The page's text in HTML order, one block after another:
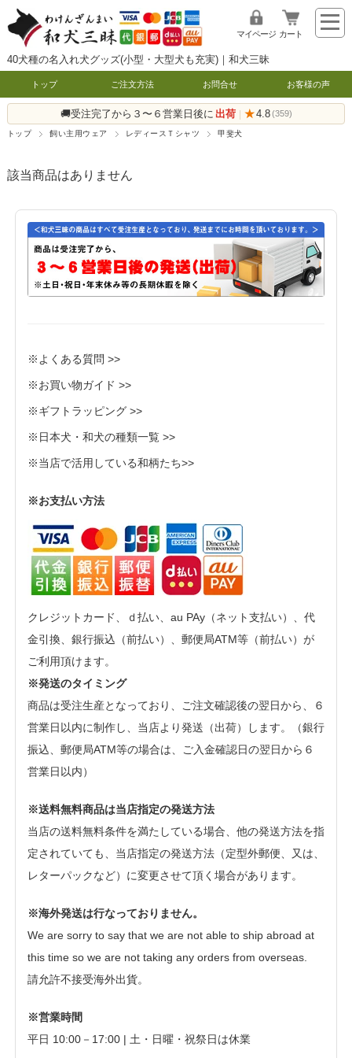
40犬種の名入れ犬グッズ(小型・大型犬も充実)｜和犬三昧
マイページ カート
トップ ご注文方法 お問合せ お客様の声
🚚受注完了から３〜６営業日後に 出荷 | ★4.8 (359)
トップ 飼い主用ウェア レディースＴシャツ 甲斐犬
該当商品はありません
※よくある質問 >>
※お買い物ガイド >>
※ギフトラッピング >>
※日本犬・和犬の種類一覧 >>
※当店で活用している和柄たち>>
※お支払い方法
クレジットカード、ｄ払い、au PAy（ネット支払い）、代
金引換、銀行振込（前払い）、郵便局ATM等（前払い）が
ご利用頂けます。
※発送のタイミング
商品は受注生産となっており、ご注文確認後の翌日から、６
営業日以内に制作し、当店より発送（出荷）します。（銀行
振込、郵便局ATM等の場合は、ご入金確認日の翌日から６
営業日以内）
※送料無料商品は当店指定の発送方法
当店の送料無料条件を満たしている場合、他の発送方法を指
定されていても、当店指定の発送方法（定型外郵便、又は、
レターパックなど）に変更させて頂く場合があります。
※海外発送は行なっておりません。
We are sorry to say that we are not able to ship abroad at
this time so we are not taking any orders from overseas.
請允許不接受海外出貨。
※営業時間
平日 10:00－17:00 | 土・日曜・祝祭日は休業